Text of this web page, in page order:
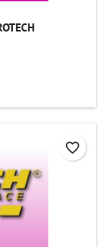
favorite_border